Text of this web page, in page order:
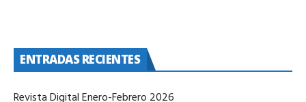
ENTRADAS RECIENTES
Revista Digital Enero-Febrero 2026